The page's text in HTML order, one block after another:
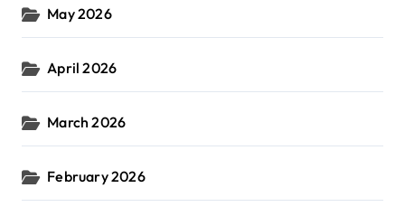
May 2026
April 2026
March 2026
February 2026